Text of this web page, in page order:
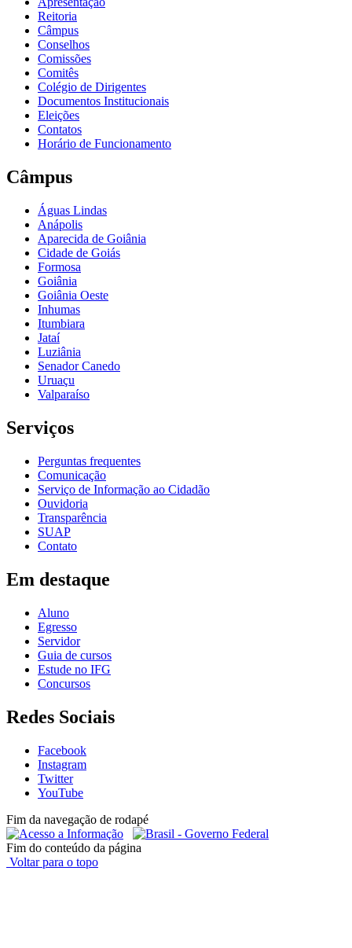
Reitoria
Câmpus
Conselhos
Comissões
Comitês
Colégio de Dirigentes
Documentos Institucionais
Eleições
Contatos
Horário de Funcionamento
Câmpus
Águas Lindas
Anápolis
Aparecida de Goiânia
Cidade de Goiás
Formosa
Goiânia
Goiânia Oeste
Inhumas
Itumbiara
Jataí
Luziânia
Senador Canedo
Uruaçu
Valparaíso
Serviços
Perguntas frequentes
Comunicação
Serviço de Informação ao Cidadão
Ouvidoria
Transparência
SUAP
Contato
Em destaque
Aluno
Egresso
Servidor
Guia de cursos
Estude no IFG
Concursos
Redes Sociais
Facebook
Instagram
Twitter
YouTube
Fim da navegação de rodapé
Fim do conteúdo da página
Voltar para o topo